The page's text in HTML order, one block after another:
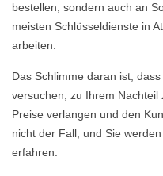
bestellen, sondern auch an
meisten Schlüsseldienste in
arbeiten.
Das Schlimme daran ist,
versuchen, zu Ihrem
Preise verlangen und den
nicht der Fall, und Sie
erfahren.